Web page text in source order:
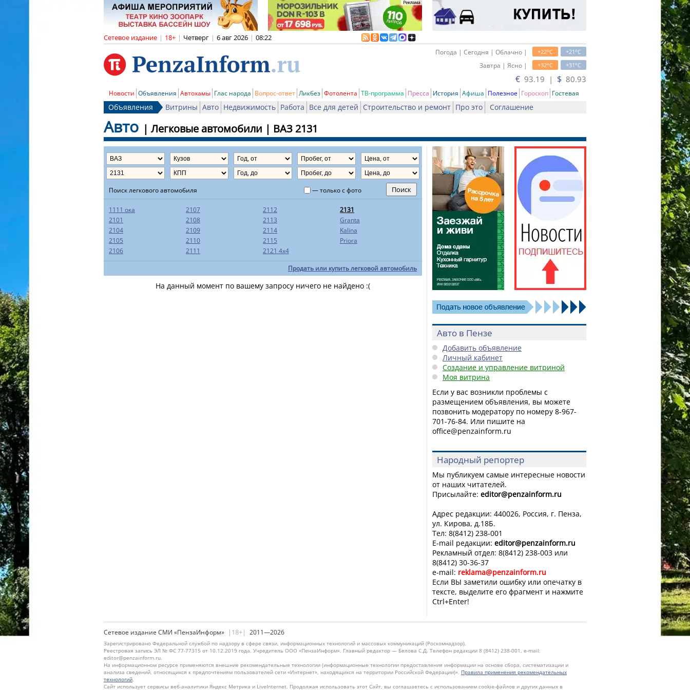
Сетевое издание | 18+ | Четверг | 6 авг 2026 | 08:22
+21oC
+22oC
Погода | Сегодня | Облачно |
+31oC
+32oC
Завтра | Ясно |
€ 93.19 | $ 80.93
Новости Объявления Автохамы Глас народа Вопрос-ответ Ликбез Фотолента ТВ-программа Пресса История Афиша Полезное Гороскоп Гостевая
Объявления Витрины Авто Недвижимость Работа Все для детей Строительство и ремонт Про это Соглашение
Авто | Легковые автомобили | ВАЗ 2131
Поиск легкового автомобиля — только с фото
1111 ока
2101
2104
2105
2106
2107
2108
2109
2110
2111
2112
2113
2114
2115
2121 4x4
2131
Granta
Kalina
Priora
Продать или купить легковой автомобиль
На данный момент по вашему запросу ничего не найдено :(
Авто в Пензе
Добавить объявление
Личный кабинет
Создание и управление витриной
Моя витрина
Если у вас возникли проблемы с
размещением объявления, вы можете
позвонить модератору по номеру 8-967-
701-76-84. Или пишите на
office@penzainform.ru
Народный репортер
Мы публикуем самые интересные новости
от наших читателей.
Присылайте: editor@penzainform.ru
Адрес редакции: 440026, Россия, г. Пенза,
ул. Кирова, д.18Б.
Тел: 8(8412) 238-001
E-mail редакции: editor@penzainform.ru
Рекламный отдел: 8(8412) 238-003 или
8(8412) 30-36-37
e-mail: reklama@penzainform.ru
Если ВЫ заметили ошибку или опечатку в
тексте, выделите его фрагмент и нажмите
Ctrl+Enter!
Сетевое издание СМИ «ПензаИнформ» |18+| 2011—2026
Зарегистрировано Федеральной службой по надзору в сфере связи, информационных технологий и массовых коммуникаций (Роскомнадзор).
Реестровая запись ЭЛ № ФС 77-77315 от 10.12.2019 года. Учредитель ООО «ПензаИнформ». Главный редактор — Белова С.Д. Телефон редакции 8 (8412) 238-001, e-mail:
editor@penzainform.ru.
На информационном ресурсе применяются внешние рекомендательные технологии (информационные технологии предоставления информации на основе сбора, систематизации и
анализа сведений, относящихся к предпочтениям пользователей сети «Интернет», находящихся на территории Российской Федерации)». Правила применения рекомендательных
технологий.
Сайт использует сервисы веб-аналитики Яндекс Метрика и LiveInternet. Продолжая использовать этот Сайт, вы соглашаетесь с использованием cookie-файлов и других данных в